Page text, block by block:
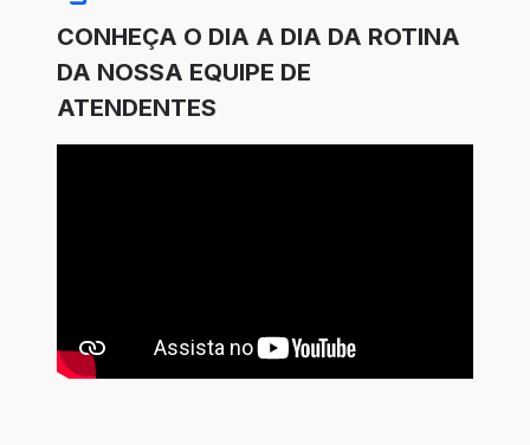
CONHEÇA O DIA A DIA DA ROTINA
DA NOSSA EQUIPE DE
ATENDENTES